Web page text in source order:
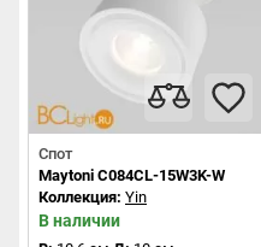
Спот
Maytoni C084CL-15W3K-W
Коллекция: Yin
В наличии